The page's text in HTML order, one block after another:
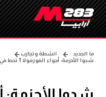
ما الجديد
انشطة وتجارب
شدوا الأحزمة: أجواء الفورمولا 1 تحط في سيتي سنتر الزاهية مع ڤوكس سينما وسيارة F1 حقيقية